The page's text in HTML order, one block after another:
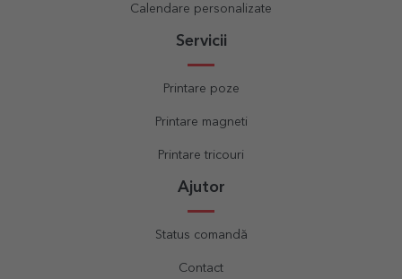
Calendare personalizate
Servicii
Printare poze
Printare magneti
Printare tricouri
Ajutor
Status comandă
Contact